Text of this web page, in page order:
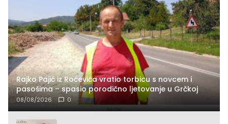
Rajko Pajić iz Roćevića vratio torbicu s novcem i
pasošima – spasio porodično ljetovanje u Grčkoj
08/08/2026 0